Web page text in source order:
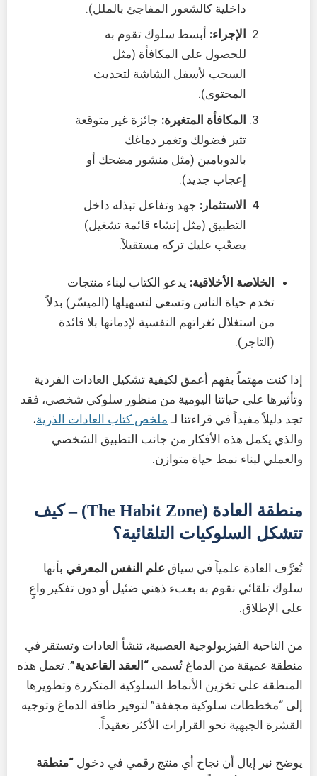
داخلية كالشعور المفاجئ بالملل).
الإجراء: أبسط سلوك تقوم به
للحصول على المكافأة (مثل
السحب لأسفل الشاشة لتحديث
المحتوى).
المكافأة المتغيرة: جائزة غير متوقعة
تثير فضولك وتغمر دماغك
بالدوبامين (مثل منشور مضحك أو
إعجاب جديد).
الاستثمار: جهد وتفاعل تبذله داخل
التطبيق (مثل إنشاء قائمة تشغيل)
يصعّب عليك تركه مستقبلاً.
الخلاصة الأخلاقية: يدعو الكتاب لبناء منتجات
تخدم حياة الناس وتسعى لتسهيلها (الميسّر) بدلاً
من استغلال ثغراتهم النفسية لإدمانها بلا فائدة
(التاجر).
إذا كنت مهتماً بفهم أعمق لكيفية تشكيل العادات الفردية
وتأثيرها على حياتنا اليومية من منظور سلوكي شخصي، فقد
تجد دليلاً مفيداً في قراءتنا لـ ملخص كتاب العادات الذرية،
والذي يكمل هذه الأفكار من جانب التطبيق الشخصي
والعملي لبناء نمط حياة متوازن.
منطقة العادة (The Habit Zone) – كيف
تتشكل السلوكيات التلقائية؟
تُعرَّف العادة علمياً في سياق علم النفس المعرفي بأنها
سلوك تلقائي نقوم به بعبء ذهني ضئيل أو دون تفكير واعٍ
على الإطلاق.
من الناحية الفيزيولوجية العصبية، تنشأ العادات وتستقر في
منطقة عميقة من الدماغ تُسمى “العقد القاعدية”. تعمل هذه
المنطقة على تخزين الأنماط السلوكية المتكررة وتطويرها
إلى “مخططات سلوكية مجففة” لتوفير طاقة الدماغ وتوجيه
القشرة الجبهية نحو القرارات الأكثر تعقيداً.
يوضح نير إيال أن نجاح أي منتج رقمي في دخول “منطقة